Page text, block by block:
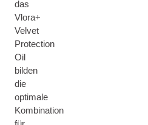
das
Vlora+
Velvet
Protection
Oil
bilden
die
optimale
Kombination